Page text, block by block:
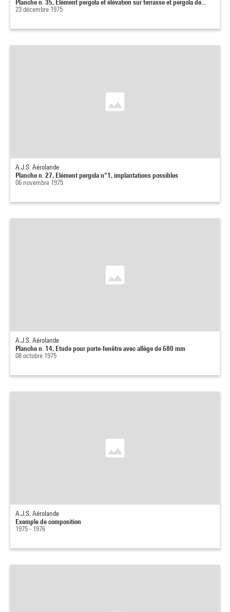
Planche n. 35, Elément pergola et élévation sur terrasse et pergola de...
23 décembre 1975
A.J.S. Aérolande
Planche n. 27, Elément pergola n°1, implantations possibles
06 novembre 1975
A.J.S. Aérolande
Planche n. 14, Etude pour porte-fenêtre avec allège de 680 mm
08 octobre 1975
A.J.S. Aérolande
Exemple de composition
1975 - 1976